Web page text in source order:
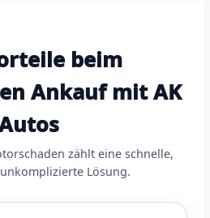
beim
Ankauf mit AK
zählt eine schnelle,
Lösung.